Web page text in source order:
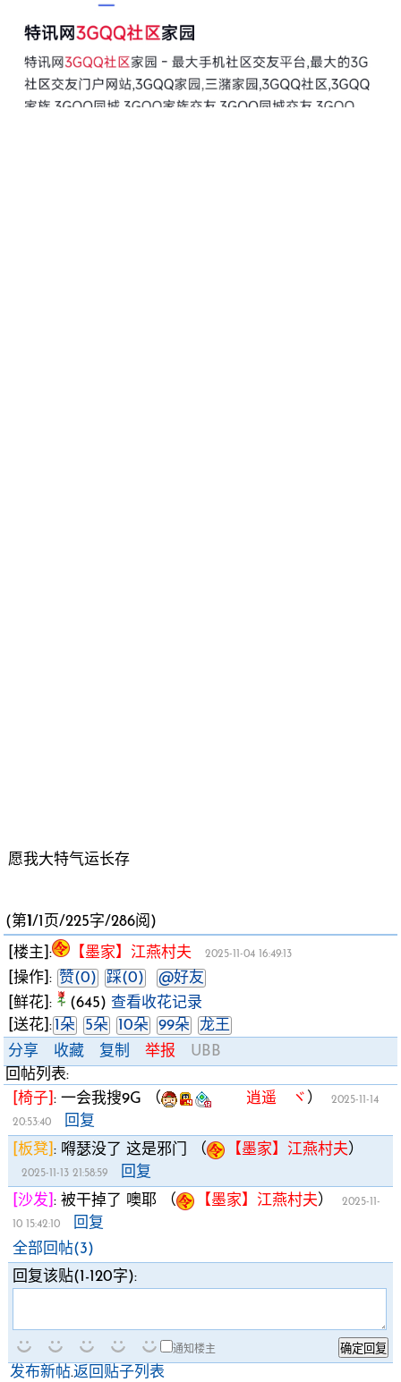
愿我大特气运长存
(第1 /1页/225字/286阅)
[楼主]: 【墨家】江燕村夫 2025-11-04 16:49:13
[操作]: 赞(0) 踩(0)
@好友
[鲜花]:
(645) 查看收花记录
[送花]: 1朵 5朵 10朵 99朵
龙王
分享
收藏 复制 举报
UBB
回帖列表:
[椅子] : 一会我搜9G （ 逍遥 ヾ ） 2025-11-14
20:53:40
回复
[板凳] : 嘚瑟没了 这是邪门 （ 【墨家】江燕村夫）
2025-11-13 21:58:59
回复
[沙发] : 被干掉了 噢耶 （ 【墨家】江燕村夫） 2025-11-
10 15:42:10
回复
全部回帖(3)
回复该贴(1-120字):
通知楼主
发布新帖.返回贴子列表